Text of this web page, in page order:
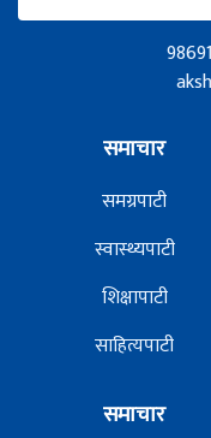
समाचार
समग्रपाटी
स्वास्थ्यपाटी
शिक्षापाटी
साहित्यपाटी
समाचार